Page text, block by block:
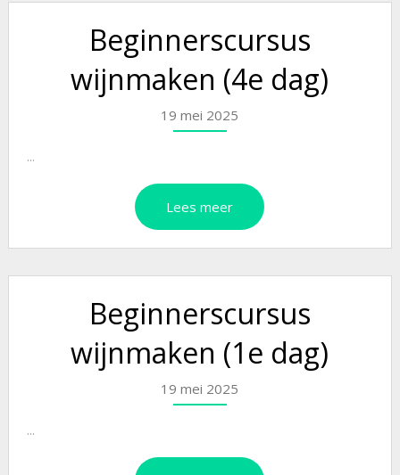
Beginnerscursus
wijnmaken (4e dag)
19 mei 2025
...
Lees meer
Beginnerscursus
wijnmaken (1e dag)
19 mei 2025
...